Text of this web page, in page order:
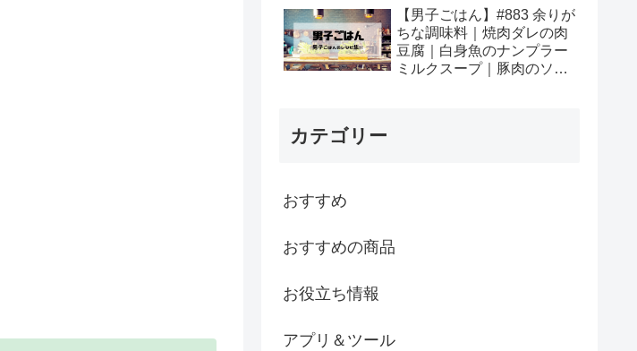
【男子ごはん】#883 余りが
ちな調味料｜焼肉ダレの肉
豆腐｜白身魚のナンプラー
ミルクスープ｜豚肉のソテ
カテゴリー
おすすめ
おすすめの商品
お役立ち情報
アプリ＆ツール